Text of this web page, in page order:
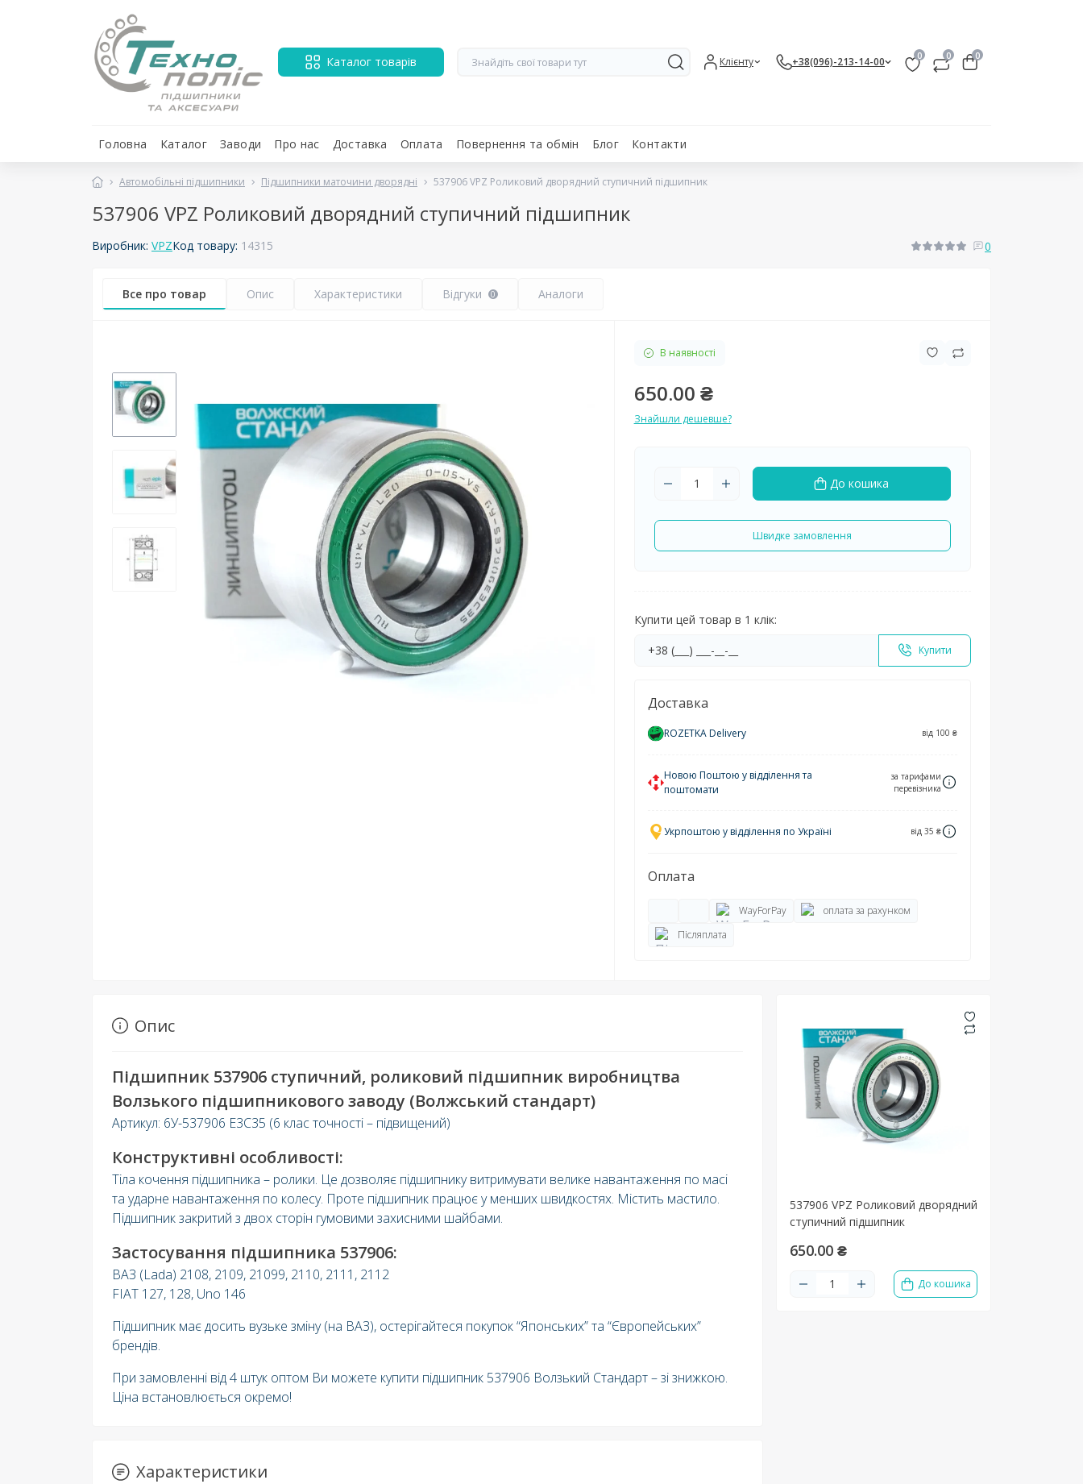
Каталог товарів Клієнту +38(096)-213-14-00 0 0 0
Головна Каталог Заводи Про нас Доставка Оплата Повернення та обмін Блог Контакти
Автомобільні підшипники Підшипники маточини дворядні 537906 VPZ Роликовий дворядний ступичний підшипник
537906 VPZ Роликовий дворядний ступичний підшипник
Виробник: VPZКод товару: 14315 0
Все про товар Опис Характеристики Відгуки 0 Аналоги
В наявності
650.00 ₴
Знайшли дешевше?
До кошика
Швидке замовлення
Купити цей товар в 1 клік:
Купити
Доставка
ROZETKA Delivery від 100 ₴
Новою Поштою у відділення та
поштомати
за тарифами
перевізника
Укрпоштою у відділення по Україні від 35 ₴
Оплата
WayForPay
оплата за рахунком
Післяплата
537906 VPZ Роликовий дворядний
ступичний підшипник
650.00 ₴
До кошика
Опис
Підшипник 537906 ступичний, роликовий підшипник виробництва
Волзького підшипникового заводу (Волжський стандарт)
Артикул: 6У-537906 Е3С35 (6 клас точності – підвищений)
Конструктивні особливості:
Тіла кочення підшипника – ролики. Це дозволяє підшипнику витримувати велике навантаження по масі
та ударне навантаження по колесу. Проте підшипник працює у менших швидкостях. Містить мастило.
Підшипник закритий з двох сторін гумовими захисними шайбами.
Застосування підшипника 537906:
ВАЗ (Lada) 2108, 2109, 21099, 2110, 2111, 2112
FIAT 127, 128, Uno 146
Підшипник має досить вузьке зміну (на ВАЗ), остерігайтеся покупок “Японських” та “Європейських”
брендів.
При замовленні від 4 штук оптом Ви можете купити підшипник 537906 Волзький Стандарт – зі знижкою.
Ціна встановлюється окремо!
Характеристики